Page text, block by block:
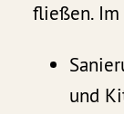
fließen. Im
und